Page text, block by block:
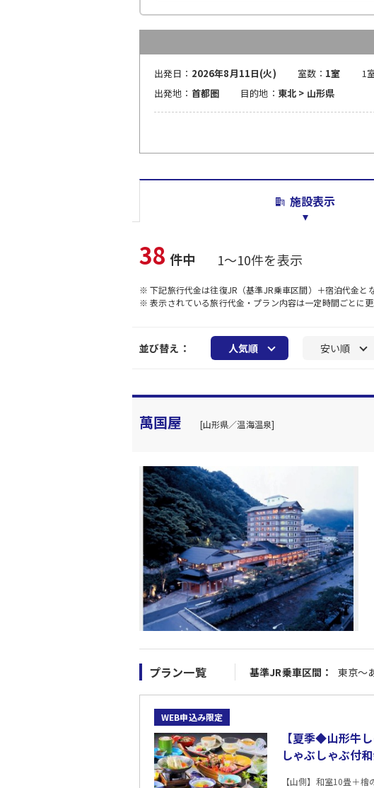
出発日： 2026年8月11日(火) 室数： 1室 1
出発地： 首都圏 目的地： 東北 > 山形県
施設表示
38 件中 1～10件を表示
※ 下記旅行代金は往復JR（基準JR乗車区間）＋宿泊代金とな
※ 表示されている旅行代金・プラン内容は一定時間ごとに
並び替え： 人気順 安い順
萬国屋 [山形県／温海温泉]
プラン一覧 基準JR乗車区間： 東京～
WEB申込み限定
【夏季◆山形牛
しゃぶしゃぶ付
【山側】和室10畳＋檜